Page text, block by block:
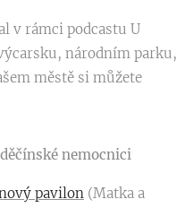
v rámci podcastu U
národním parku,
městě si můžete
nemocnici
pavilon (Matka a